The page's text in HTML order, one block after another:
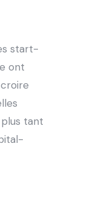
start-
ont
croire
tant